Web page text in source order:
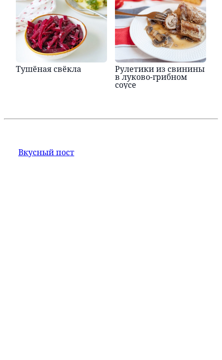
Тушёная свёкла Рулетики из свинины
в луково-грибном
соусе
Вкусный пост